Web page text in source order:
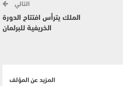
التالي
الملك يترأس افتتاح الدورة
الخريفية للبرلمان
المزيد عن المؤلف